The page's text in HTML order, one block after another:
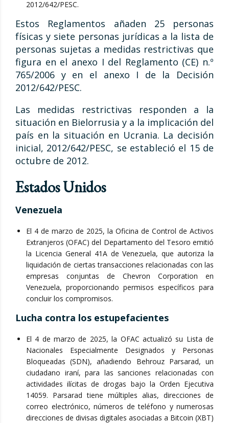
2012/642/PESC.
Estos Reglamentos añaden 25 personas
físicas y siete personas jurídicas a la lista de
personas sujetas a medidas restrictivas que
figura en el anexo I del Reglamento (CE) n.º
765/2006 y en el anexo I de la Decisión
2012/642/PESC.
Las medidas restrictivas responden a la
situación en Bielorrusia y a la implicación del
país en la situación en Ucrania. La decisión
inicial, 2012/642/PESC, se estableció el 15 de
octubre de 2012.
Estados Unidos
Venezuela
El 4 de marzo de 2025, la Oficina de Control de Activos
Extranjeros (OFAC) del Departamento del Tesoro emitió
la Licencia General 41A de Venezuela, que autoriza la
liquidación de ciertas transacciones relacionadas con las
empresas conjuntas de Chevron Corporation en
Venezuela, proporcionando permisos específicos para
concluir los compromisos.
Lucha contra los estupefacientes
El 4 de marzo de 2025, la OFAC actualizó su Lista de
Nacionales Especialmente Designados y Personas
Bloqueadas (SDN), añadiendo Behrouz Parsarad, un
ciudadano iraní, para las sanciones relacionadas con
actividades ilícitas de drogas bajo la Orden Ejecutiva
14059. Parsarad tiene múltiples alias, direcciones de
correo electrónico, números de teléfono y numerosas
direcciones de divisas digitales asociadas a Bitcoin (XBT)